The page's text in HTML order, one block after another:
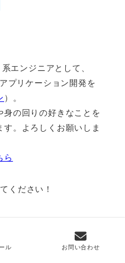
エンジニアとして、
プリケーション開発を
）。
の回りの好きなことを
。よろしくお願いしま
ら
ください！
ル お問い合わせ